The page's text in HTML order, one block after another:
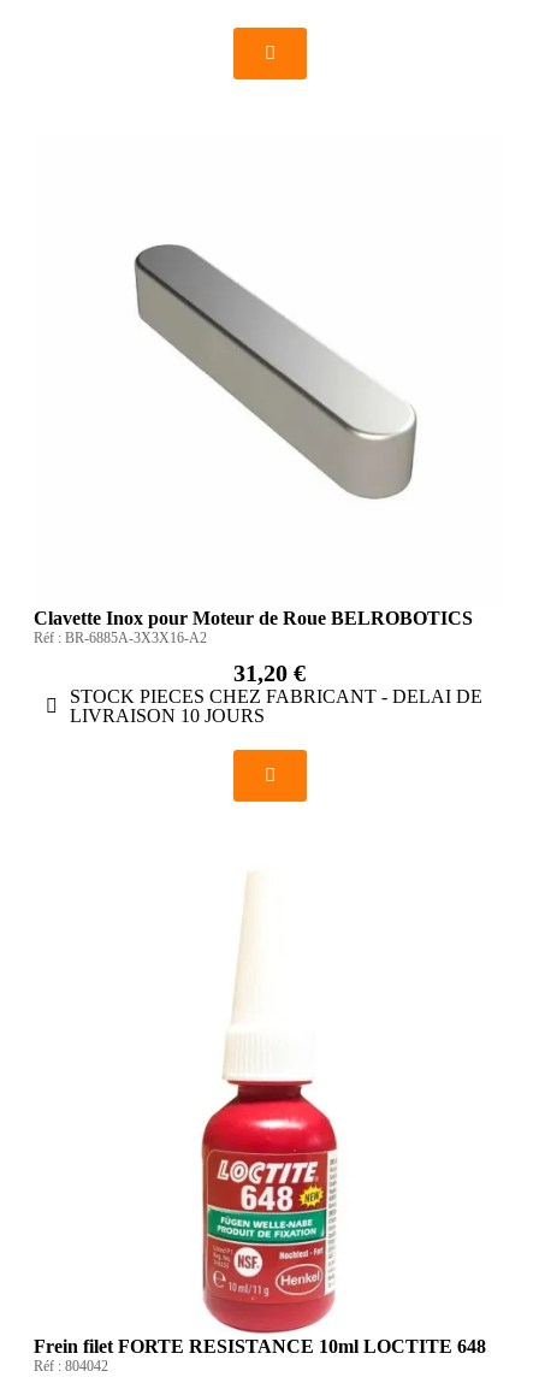
Clavette Inox pour Moteur de Roue BELROBOTICS
Réf : BR-6885A-3X3X16-A2
31,20 €
STOCK PIECES CHEZ FABRICANT - DELAI DE
LIVRAISON 10 JOURS
Frein filet FORTE RESISTANCE 10ml LOCTITE 648
Réf : 804042